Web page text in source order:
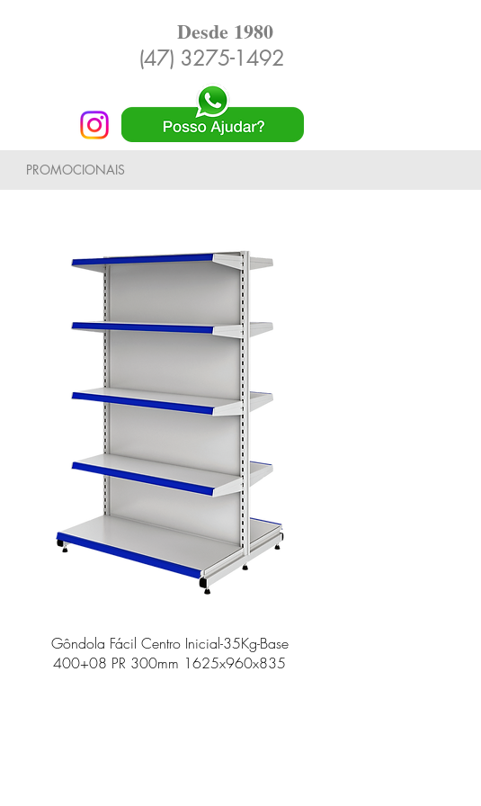
(47) 3275-1492
PROMOCIONAIS
Desde 1980
Gôndola Fácil Centro Inicial-35Kg-Base
400+08 PR 300mm 1625x960x835